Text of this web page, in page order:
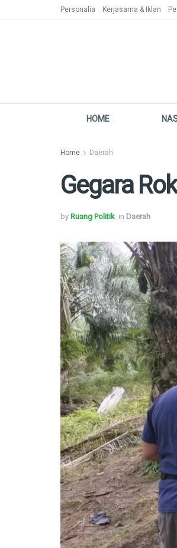
Personalia Kerjasama & Iklan
HOME
Home Daerah
Gegara
by Ruang Politik in Daerah